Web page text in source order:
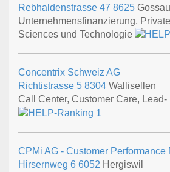
Rebhaldenstrasse 47 8625 Gossau
Unternehmensfinanzierung,
Sciences und Technologie
Concentrix Schweiz AG
Richtistrasse 5 8304 Wallisellen
Call Center, Customer Care,
CPMi AG - Customer Performance
Hirsernweg 6 6052 Hergiswil